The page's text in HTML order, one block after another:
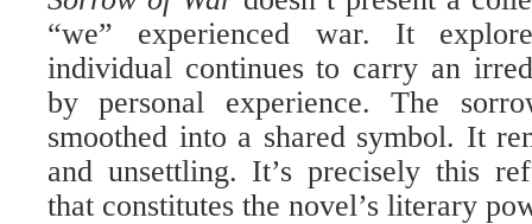
“we” experienced war. It
individual continues to carry an
by personal experience. The
smoothed into a shared symbol. It
and unsettling. It’s precisely this
that constitutes the novel’s literary